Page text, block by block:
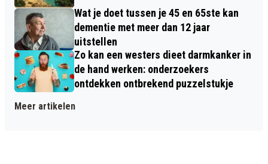
Wat je doet tussen je 45 en 65ste kan
dementie met meer dan 12 jaar
uitstellen
Zo kan een westers dieet darmkanker in
de hand werken: onderzoekers
ontdekken ontbrekend puzzelstukje
Meer artikelen